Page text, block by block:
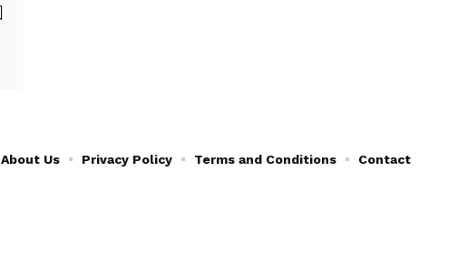
About Us Privacy Policy Terms and Conditions Contact